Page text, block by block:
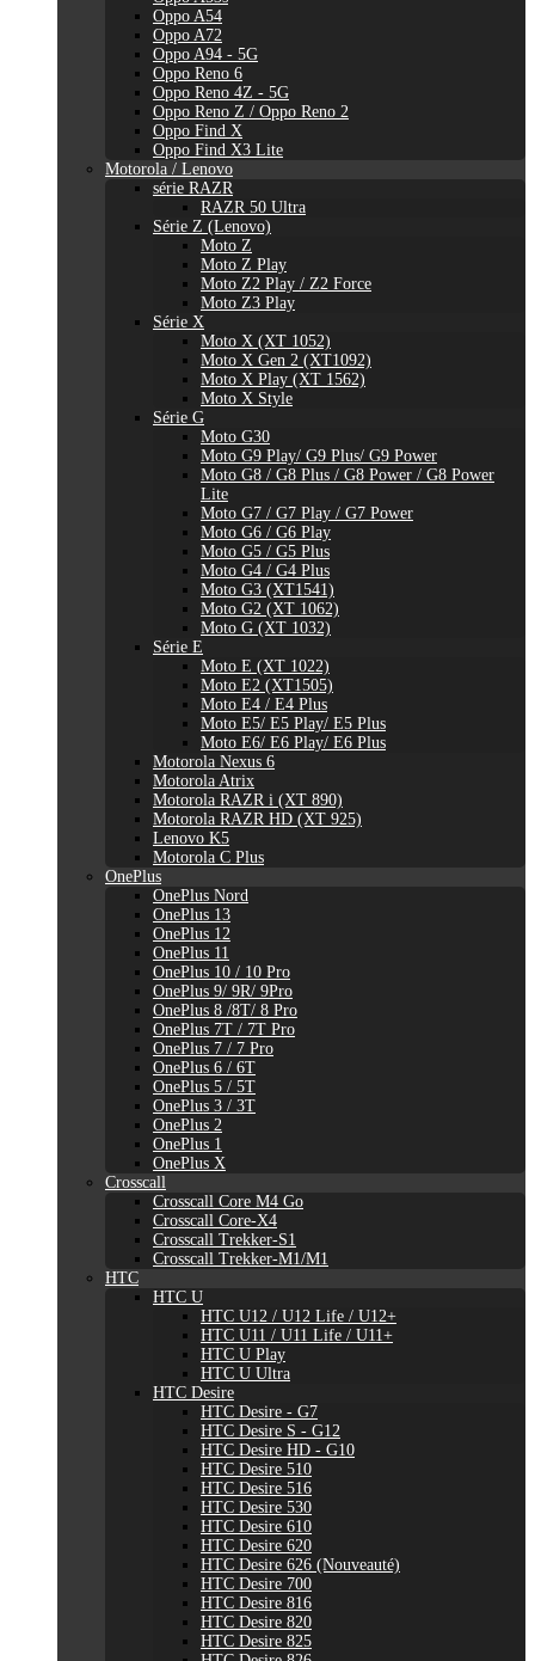
Oppo A54
Oppo A72
Oppo A94 - 5G
Oppo Reno 6
Oppo Reno 4Z - 5G
Oppo Reno Z / Oppo Reno 2
Oppo Find X
Oppo Find X3 Lite
Motorola / Lenovo
série RAZR
RAZR 50 Ultra
Série Z (Lenovo)
Moto Z
Moto Z Play
Moto Z2 Play / Z2 Force
Moto Z3 Play
Série X
Moto X (XT 1052)
Moto X Gen 2 (XT1092)
Moto X Play (XT 1562)
Moto X Style
Série G
Moto G30
Moto G9 Play/ G9 Plus/ G9 Power
Moto G8 / G8 Plus / G8 Power / G8 Power
Lite
Moto G7 / G7 Play / G7 Power
Moto G6 / G6 Play
Moto G5 / G5 Plus
Moto G4 / G4 Plus
Moto G3 (XT1541)
Moto G2 (XT 1062)
Moto G (XT 1032)
Série E
Moto E (XT 1022)
Moto E2 (XT1505)
Moto E4 / E4 Plus
Moto E5/ E5 Play/ E5 Plus
Moto E6/ E6 Play/ E6 Plus
Motorola Nexus 6
Motorola Atrix
Motorola RAZR i (XT 890)
Motorola RAZR HD (XT 925)
Lenovo K5
Motorola C Plus
OnePlus
OnePlus Nord
OnePlus 13
OnePlus 12
OnePlus 11
OnePlus 10 / 10 Pro
OnePlus 9/ 9R/ 9Pro
OnePlus 8 /8T/ 8 Pro
OnePlus 7T / 7T Pro
OnePlus 7 / 7 Pro
OnePlus 6 / 6T
OnePlus 5 / 5T
OnePlus 3 / 3T
OnePlus 2
OnePlus 1
OnePlus X
Crosscall
Crosscall Core M4 Go
Crosscall Core-X4
Crosscall Trekker-S1
Crosscall Trekker-M1/M1
HTC
HTC U
HTC U12 / U12 Life / U12+
HTC U11 / U11 Life / U11+
HTC U Play
HTC U Ultra
HTC Desire
HTC Desire - G7
HTC Desire S - G12
HTC Desire HD - G10
HTC Desire 510
HTC Desire 516
HTC Desire 530
HTC Desire 610
HTC Desire 620
HTC Desire 626 (Nouveauté)
HTC Desire 700
HTC Desire 816
HTC Desire 820
HTC Desire 825